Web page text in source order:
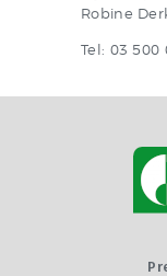
Robine
Tel: 03 500